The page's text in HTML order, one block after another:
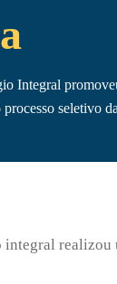
Integral
processo seletivo
realizou